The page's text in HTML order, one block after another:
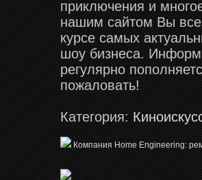
приключения и
нашим сайтом Вы
курсе самых
шоу бизнеса.
регулярно
пожаловать!
Категория:
Компания Home Еngineering: